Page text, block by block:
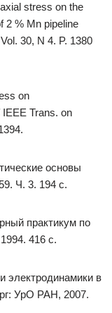
stress on the
2 % Mn pipeline
30, N 4. P. 1380
on
Trans. on
основы
Ч. 3. 194 с.
практикум по
416 с.
электродинамики в
УрО РАН, 2007.